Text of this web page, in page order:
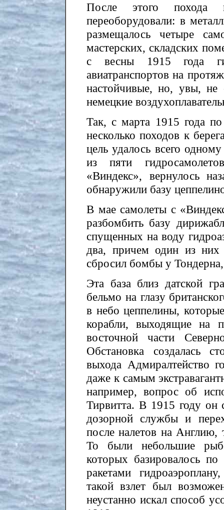
После этого похода
переоборудовали: в
размещалось четыре
мастерских, складских
с весны 1915 года
авиатранспортов на
настойчивые, но, увы, не
немецкие
Так, с марта 1915 года
несколько походов к
цель удалось всего
из пяти
«Виндекс», вернулось
обнаружили базу
В мае самолеты с
разбомбить базу
спущенных на воду
два, причем один из них
сбросил бомбы у
Эта база близ датской
бельмо на глазу
в небо цеппелины,
корабли, выходящие на
восточной части
Обстановка создалась
выхода Адмиралтейство
даже к самым
например, вопрос об
Тирвитта. В 1915 году он
дозорной службы и
после налетов на Англию,
То были небольшие
которых базировалось
ракетами
такой взлет был
неустанно искал способ